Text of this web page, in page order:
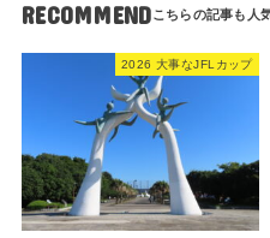
RECOMMEND
2026 大事なJFLカップ